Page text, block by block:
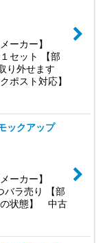
メーカー】
セット 【部
外せます
ポスト対応】
ックアップ
メーカー】
バラ売り 【部
状態】 中古